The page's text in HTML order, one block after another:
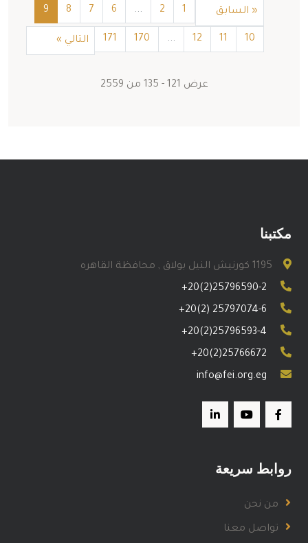
« السابق 1
2
...
6
7
8
9
10
11
12
...
170
171 التالي »
عرض 121
-
135 من 2559
مكتبنا
1195 كورنيش النيل بولاق , محافظة القاهره
+20(2)25796590-2
+20(2) 25797074-6
+20(2)25796593-4
+20(2)25766672
info@fei.org.eg
روابط سريعة
من نحن
تواصل معنا